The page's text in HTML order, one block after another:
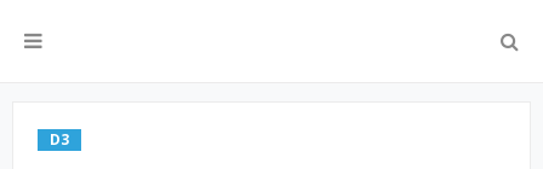
D3